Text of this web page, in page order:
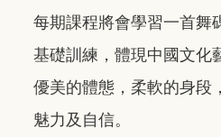
每期課程將會學習一首舞
基礎訓練，體現中國文化
優美的體態，柔軟的身段
魅力及自信。